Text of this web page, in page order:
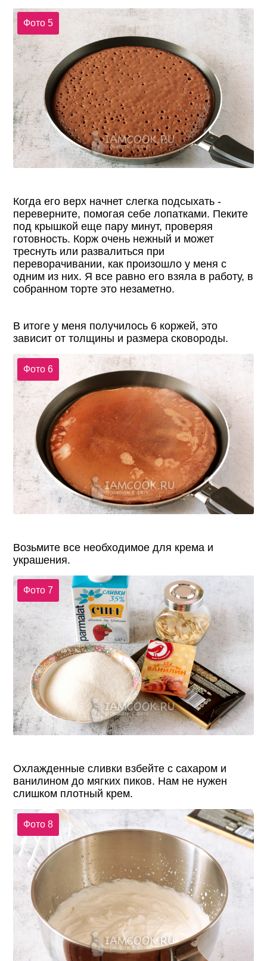
Фото 5
Когда его верх начнет слегка подсыхать -
переверните, помогая себе лопатками. Пеките
под крышкой еще пару минут, проверяя
готовность. Корж очень нежный и может
треснуть или развалиться при
переворачивании, как произошло у меня с
одним из них. Я все равно его взяла в работу, в
собранном торте это незаметно.
В итоге у меня получилось 6 коржей, это
зависит от толщины и размера сковороды.
Фото 6
Возьмите все необходимое для крема и
украшения.
Фото 7
Охлажденные сливки взбейте с сахаром и
ванилином до мягких пиков. Нам не нужен
слишком плотный крем.
Фото 8